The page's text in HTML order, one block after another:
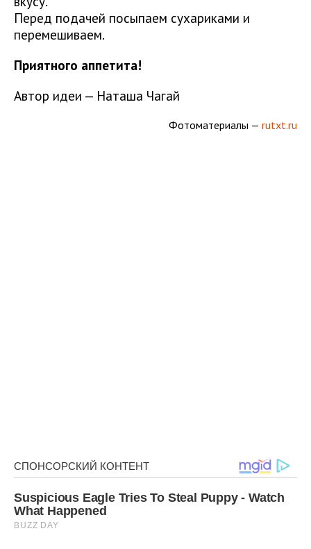
Перед подачей посыпаем сухариками и
перемешиваем.
Приятного аппетита!
Автор идеи — Наташа Чагай
Фотоматериалы — rutxt.ru